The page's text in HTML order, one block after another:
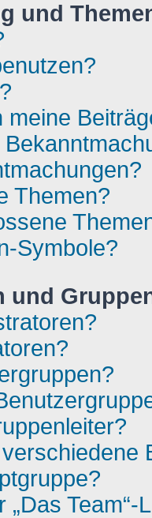
und
meine
Themen?
Symbole?
und
„Das